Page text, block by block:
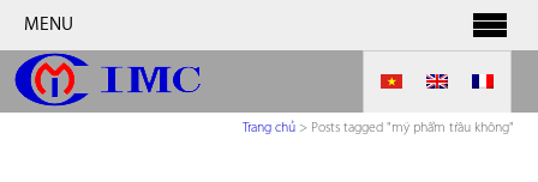
MENU
Trang chủ > Posts tagged "mỹ phẩm trầu không"